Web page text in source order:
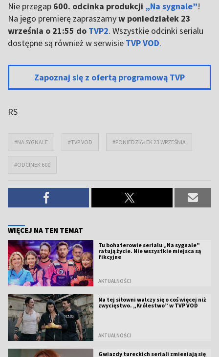
Nie przegap 600. odcinka produkcji „Na sygnale”!
Na jego premierę zapraszamyw poniedziałek 23
września o 21:55 do TVP2. Wszystkie odcinki serialu
dostępne są również w serwisie TVP VOD.
Zapoznaj się z ofertą programową TVP
RS
#NA SYGNALE #TVP VOD #PONIEDZIAŁEK 23 WRZEŚNIA
#ODCINEK 600
WIĘCEJ NA TEN TEMAT
Tu bohaterowie serialu „Na sygnale”
ratują życie. Nie wszystkie miejsca są
fikcyjne
AKTUALNOŚCI
Na tej siłowni walczy się o coś więcej niż
zwycięstwo. „Królestwo” w TVP VOD
AKTUALNOŚCI
Gwiazdy tureckich seriali zmieniają się